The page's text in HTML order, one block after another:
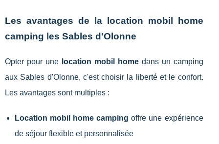
Les avantages de la location mobil home
camping les Sables d'Olonne
Opter pour une location mobil homedans un camping
aux Sables d'Olonne, c'est choisir la liberté et le confort.
Les avantages sont multiples :
Location mobil home camping offre une expérience
de séjour flexible et personnalisée